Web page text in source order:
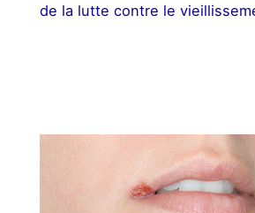
de la lutte contre le